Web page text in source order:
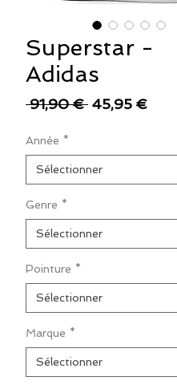
Superstar -
Adidas
91,90 € Prix
45,95 €Prix
Année *
Genre *
Pointure *
Marque *